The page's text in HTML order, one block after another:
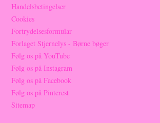
Handelsbetingelser
Cookies
Fortrydelsesformular
Forlaget Stjernelys - Børne bøger
Følg os på YouTube
Følg os på Instagram
Følg os på Facebook
Følg os på Pinterest
Sitemap